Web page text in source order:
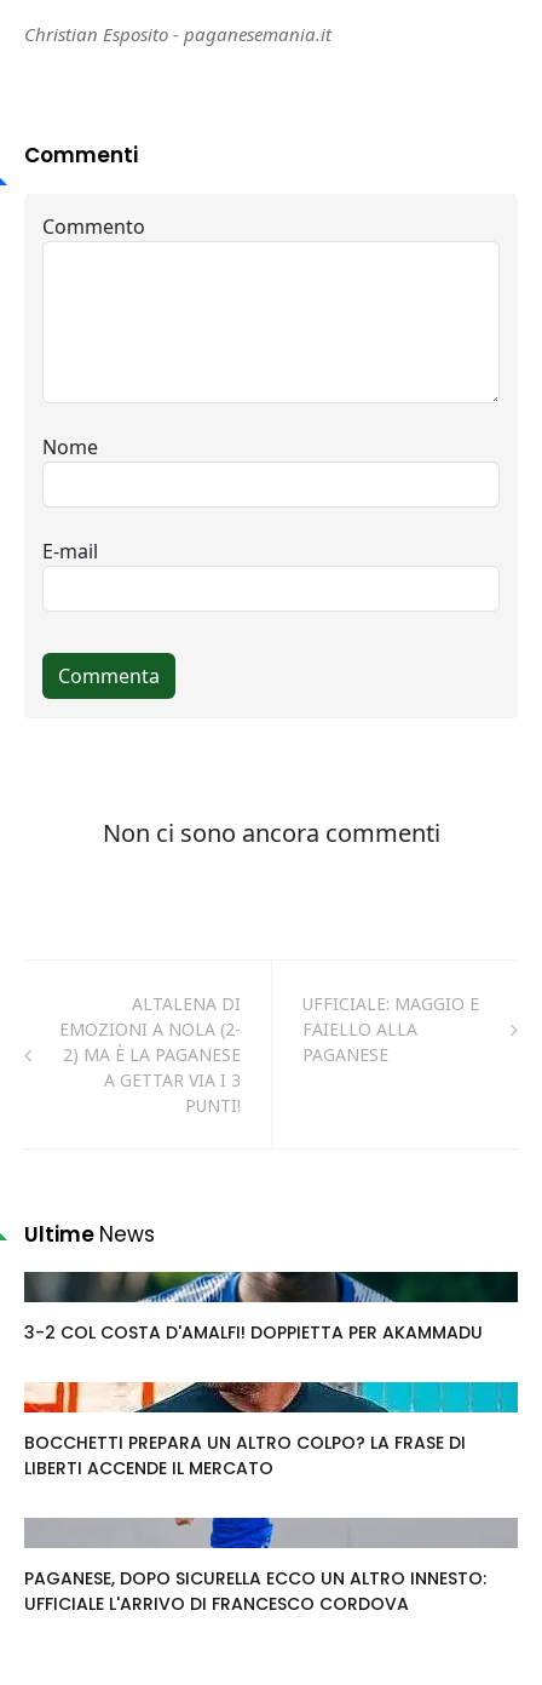
Christian Esposito - paganesemania.it
Commenti
ALTALENA DI
EMOZIONI A NOLA (2-
2) MA È LA PAGANESE
A GETTAR VIA I 3
PUNTI!
UFFICIALE: MAGGIO E
FAIELLO ALLA
PAGANESE
Ultime News
3-2 COL COSTA D'AMALFI! DOPPIETTA PER AKAMMADU
BOCCHETTI PREPARA UN ALTRO COLPO? LA FRASE DI
LIBERTI ACCENDE IL MERCATO
PAGANESE, DOPO SICURELLA ECCO UN ALTRO INNESTO:
UFFICIALE L'ARRIVO DI FRANCESCO CORDOVA